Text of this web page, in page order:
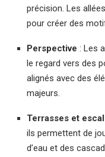
précision. Les
pour créer des
Perspective : Les
le regard vers des
alignés avec des
majeurs.
Terrasses et
ils permettent de
d’eau et des